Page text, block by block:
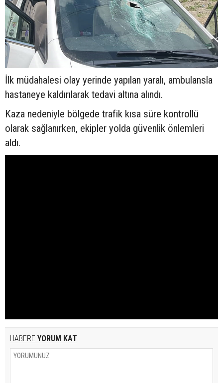
İlk müdahalesi olay yerinde yapılan yaralı, ambulansla
hastaneye kaldırılarak tedavi altına alındı.
Kaza nedeniyle bölgede trafik kısa süre kontrollü
olarak sağlanırken, ekipler yolda güvenlik önlemleri
aldı.
HABERE YORUM KAT